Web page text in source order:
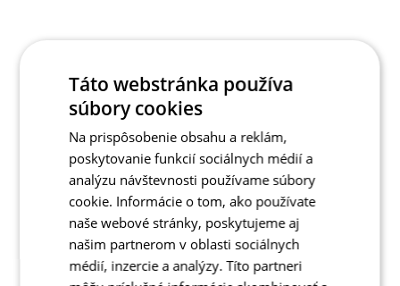
Táto webstránka používa
súbory cookies
Na prispôsobenie obsahu a reklám,
poskytovanie funkcií sociálnych médií a
analýzu návštevnosti používame súbory
cookie. Informácie o tom, ako používate
naše webové stránky, poskytujeme aj
našim partnerom v oblasti sociálnych
médií, inzercie a analýzy. Títo partneri